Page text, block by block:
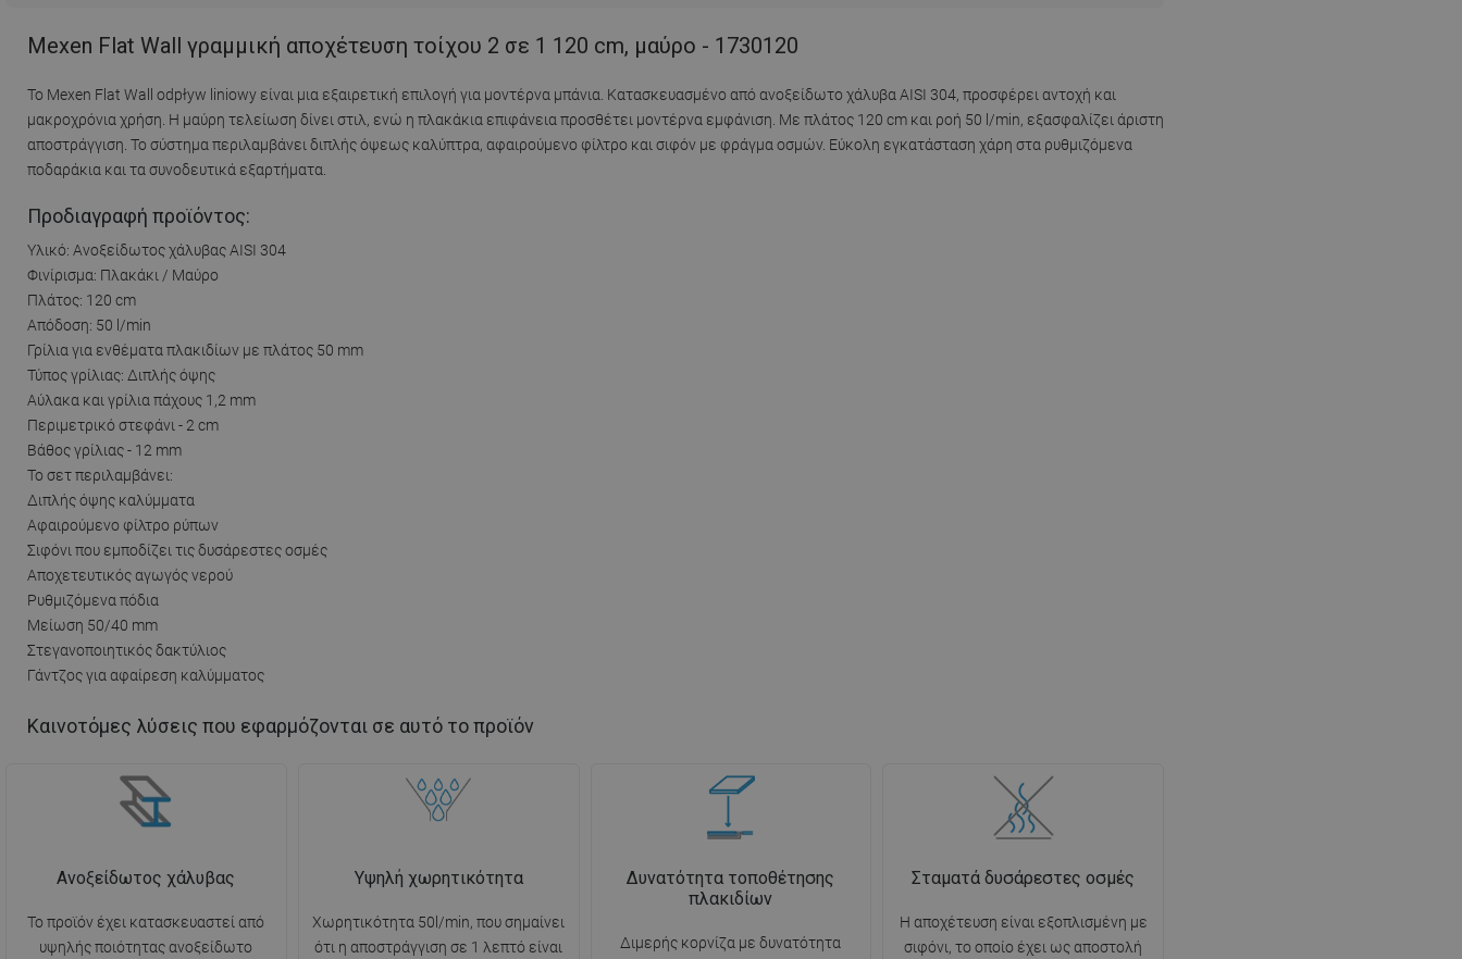
Mexen Flat Wall γραμμική αποχέτευση τοίχου 2 σε 1 120 cm, μαύρο - 1730120
Το Mexen Flat Wall odpływ liniowy είναι μια εξαιρετική επιλογή για μοντέρνα μπάνια. Κατασκευασμένο από ανοξείδωτο χάλυβα AISI 304, προσφέρει αντοχή και
μακροχρόνια χρήση. Η μαύρη τελείωση δίνει στιλ, ενώ η πλακάκια επιφάνεια προσθέτει μοντέρνα εμφάνιση. Με πλάτος 120 cm και ροή 50 l/min, εξασφαλίζει άριστη
αποστράγγιση. Το σύστημα περιλαμβάνει διπλής όψεως καλύπτρα, αφαιρούμενο φίλτρο και σιφόν με φράγμα οσμών. Εύκολη εγκατάσταση χάρη στα ρυθμιζόμενα
ποδαράκια και τα συνοδευτικά εξαρτήματα.
Προδιαγραφή προϊόντος:
Υλικό: Ανοξείδωτος χάλυβας AISI 304
Φινίρισμα: Πλακάκι / Μαύρο
Πλάτος: 120 cm
Απόδοση: 50 l/min
Γρίλια για ενθέματα πλακιδίων με πλάτος 50 mm
Τύπος γρίλιας: Διπλής όψης
Αύλακα και γρίλια πάχους 1,2 mm
Περιμετρικό στεφάνι - 2 cm
Βάθος γρίλιας - 12 mm
Το σετ περιλαμβάνει:
Διπλής όψης καλύμματα
Αφαιρούμενο φίλτρο ρύπων
Σιφόνι που εμποδίζει τις δυσάρεστες οσμές
Αποχετευτικός αγωγός νερού
Ρυθμιζόμενα πόδια
Μείωση 50/40 mm
Στεγανοποιητικός δακτύλιος
Γάντζος για αφαίρεση καλύμματος
Καινοτόμες λύσεις που εφαρμόζονται σε αυτό το προϊόν
Ανοξείδωτος χάλυβας
Το προϊόν έχει κατασκευαστεί από
υψηλής ποιότητας ανοξείδωτο
Υψηλή χωρητικότητα
Χωρητικότητα 50l/min, που σημαίνει
ότι η αποστράγγιση σε 1 λεπτό είναι
Δυνατότητα τοποθέτησης
πλακιδίων
Διμερής κορνίζα με δυνατότητα
Σταματά δυσάρεστες οσμές
Η αποχέτευση είναι εξοπλισμένη με
σιφόνι, το οποίο έχει ως αποστολή